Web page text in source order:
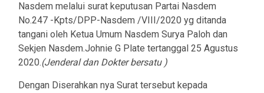
Nasdem melalui surat keputusan Partai Nasdem
No.247 -Kpts/DPP-Nasdem /VIII/2020 yg ditanda
tangani oleh Ketua Umum Nasdem Surya Paloh dan
Sekjen Nasdem.Johnie G Plate tertanggal 25 Agustus
2020.(Jenderal dan Dokter bersatu )
Dengan Diserahkan nya Surat tersebut kepada